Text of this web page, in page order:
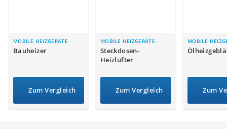
Gasdurchlauferhitzer
Service
MOBILE HEIZGERÄTE
Bauheizer
Zum Vergleich
MOBILE HEIZGERÄTE
Steckdosen-
Heizlüfter
Zum Vergleich
MOBILE
Zum